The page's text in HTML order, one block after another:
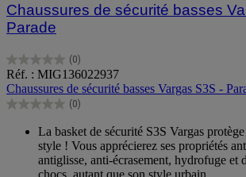
Chaussures de sécurité basses
Parade
(0)
0.0
sur
5
étoiles.
Réf. : MIG136022937
Chaussures de sécurité basses Vargas S3S -
(0)
0.0
étoiles.
La basket de sécurité S3S Vargas
style ! Vous apprécierez ses propriétés
antiglisse, anti-écrasement, hydrofuge et
chocs, autant que son style urbain.